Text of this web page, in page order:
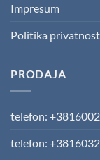
Impresum
Politika
PRODAJA
telefon:
telefon: